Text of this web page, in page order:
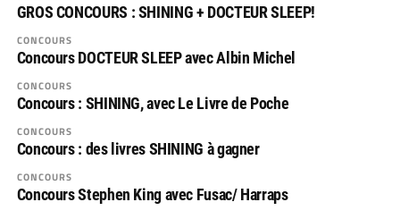
GROS CONCOURS : SHINING + DOCTEUR SLEEP!
CONCOURS
Concours DOCTEUR SLEEP avec Albin Michel
CONCOURS
Concours : SHINING, avec Le Livre de Poche
CONCOURS
Concours : des livres SHINING à gagner
CONCOURS
Concours Stephen King avec Fusac/ Harraps